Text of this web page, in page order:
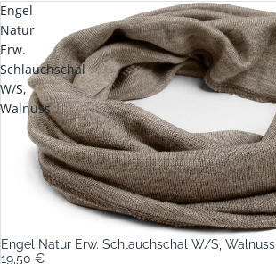
Engel
Natur
Erw.
Schlauchschal
W/S,
Walnuss
Engel Natur Erw. Schlauchschal W/S, Walnuss
19,50 €